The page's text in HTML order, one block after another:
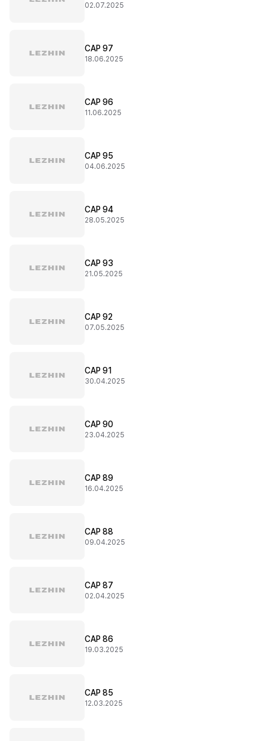
02.07.2025
CAP 97
18.06.2025
CAP 96
11.06.2025
CAP 95
04.06.2025
CAP 94
28.05.2025
CAP 93
21.05.2025
CAP 92
07.05.2025
CAP 91
30.04.2025
CAP 90
23.04.2025
CAP 89
16.04.2025
CAP 88
09.04.2025
CAP 87
02.04.2025
CAP 86
19.03.2025
CAP 85
12.03.2025